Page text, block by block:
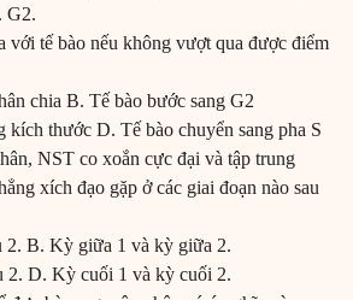
G2.
với tế bào nếu không vượt qua được điểm
chia B. Tế bào bước sang G2
kích thước D. Tế bào chuyển sang pha S
NST co xoắn cực đại và tập trung
xích đạo gặp ở các giai đoạn nào sau
2. B. Kỳ giữa 1 và kỳ giữa 2.
2. D. Kỳ cuối 1 và kỳ cuối 2.